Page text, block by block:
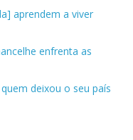
aprendem a viver
enfrenta as
deixou o seu país